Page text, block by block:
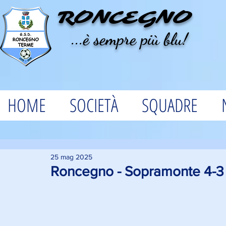
RONCEGNO
...è sempre più blu!
HOME SOCIETÀ SQUADRE
Roncegno - Sopramonte 4-
25 mag 2025